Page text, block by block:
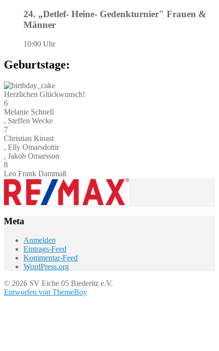
24. „Detlef- Heine- Gedenkturnier" Frauen &
Männer
10:00 Uhr
Geburtstage:
Herzlichen Glückwunsch!
6
Melanie Schnell
, Steffen Wecke
7
Christian Kinast
, Elly Omarsdottir
, Jakob Omarsson
8
Leo Frank Dammaß
Meta
Anmelden
Eintrags-Feed
Kommentar-Feed
WordPress.org
© 2026 SV Eiche 05 Biederitz e.V.
Entworfen von ThemeBoy